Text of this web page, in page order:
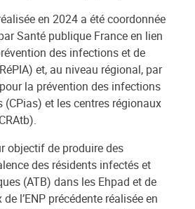
en 2024 a été coordonnée
Santé publique France en lien
des infections et de
et, au niveau régional, par
la prévention des infections
(CPias) et les centres régionaux
objectif de produire des
des résidents infectés et
(ATB) dans les Ehpad et de
l’ENP précédente réalisée en